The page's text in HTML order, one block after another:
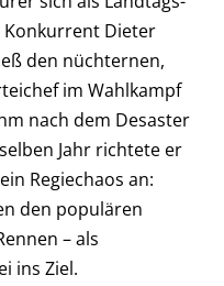
Konkurrent Dieter
den nüchternen,
im Wahlkampf
nach dem Desaster
Jahr richtete er
Regiechaos an:
den populären
– als
ins Ziel.